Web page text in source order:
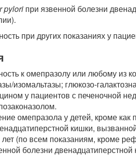
pylori при язвенной болезни
при других показаниях у
к омепразолу или любому из
изомальтазы; глюкозо-
у пациентов с печеночной
омепразола у детей, кроме
кишки,
лет (по всем показаниям, кроме
болезни двенадцатиперстной